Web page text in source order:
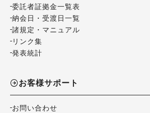
委託者証拠金一覧表
納会日・受渡日一覧
諸規定・マニュアル
リンク集
発表統計
お客様サポート
お問い合わせ